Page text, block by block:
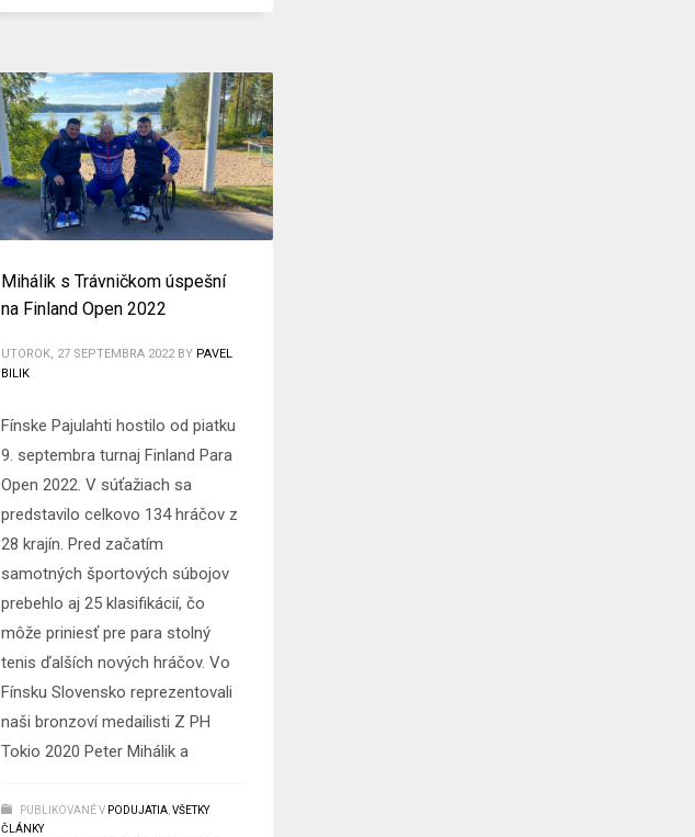
Mihálik s Trávničkom úspešní
na Finland Open 2022
UTOROK, 27 SEPTEMBRA 2022 BY PAVEL
BILIK
Fínske Pajulahti hostilo od piatku
9. septembra turnaj Finland Para
Open 2022. V súťažiach sa
predstavilo celkovo 134 hráčov z
28 krajín. Pred začatím
samotných športových súbojov
prebehlo aj 25 klasifikácií, čo
môže priniesť pre para stolný
tenis ďalších nových hráčov. Vo
Fínsku Slovensko reprezentovali
naši bronzoví medailisti Z PH
Tokio 2020 Peter Mihálik a
PUBLIKOVANÉ V PODUJATIA,VŠETKY
ČLÁNKY